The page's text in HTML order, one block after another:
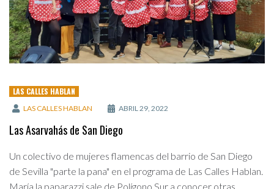
LAS CALLES HABLAN
LAS CALLES HABLAN ABRIL 29, 2022
Las Asarvahás de San Diego
Un colectivo de mujeres flamencas del barrio de San Diego
de Sevilla "parte la pana" en el programa de Las Calles Hablan.
María la paparazzi sale de Polígono Sur a conocer otras